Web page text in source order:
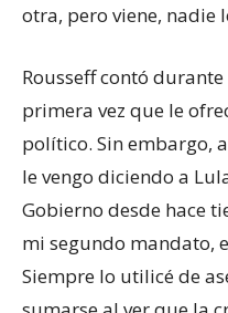
otra, pero viene, nadie
Rousseff contó
primera vez que le
político. Sin embargo,
le vengo diciendo a
Gobierno desde hace
mi segundo mandato,
Siempre lo utilicé de